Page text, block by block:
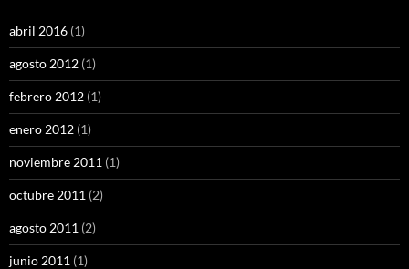
abril 2016 (1)
agosto 2012 (1)
febrero 2012 (1)
enero 2012 (1)
noviembre 2011 (1)
octubre 2011 (2)
agosto 2011 (2)
junio 2011 (1)